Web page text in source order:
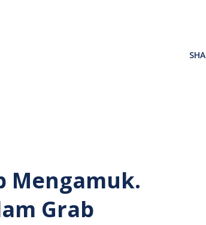
Mengamuk.
Grab